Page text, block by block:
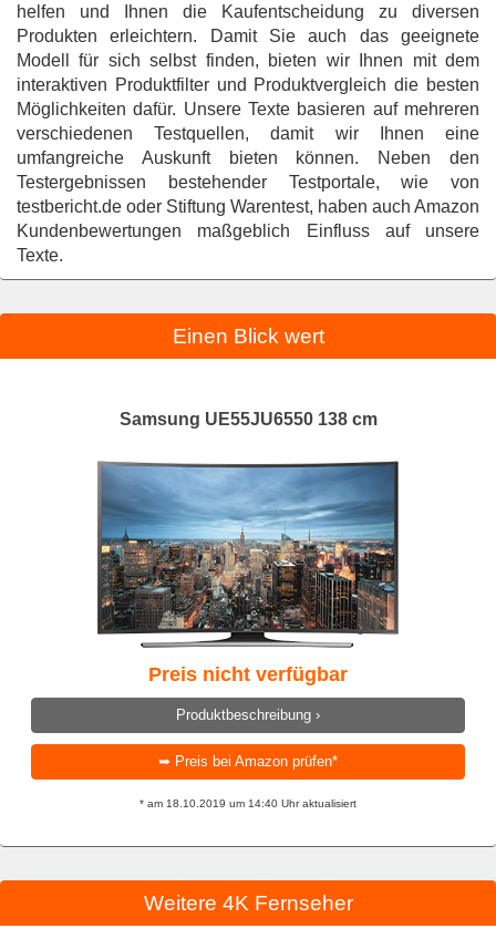
helfen und Ihnen die Kaufentscheidung zu diversen
Produkten erleichtern. Damit Sie auch das geeignete
Modell für sich selbst finden, bieten wir Ihnen mit dem
interaktiven Produktfilter und Produktvergleich die besten
Möglichkeiten dafür. Unsere Texte basieren auf mehreren
verschiedenen Testquellen, damit wir Ihnen eine
umfangreiche Auskunft bieten können. Neben den
Testergebnissen bestehender Testportale, wie von
testbericht.de oder Stiftung Warentest, haben auch Amazon
Kundenbewertungen maßgeblich Einfluss auf unsere
Texte.
Einen Blick wert
Samsung UE55JU6550 138 cm
Preis nicht verfügbar
Produktbeschreibung ›
➥ Preis bei Amazon prüfen*
* am 18.10.2019 um 14:40 Uhr aktualisiert
Weitere 4K Fernseher